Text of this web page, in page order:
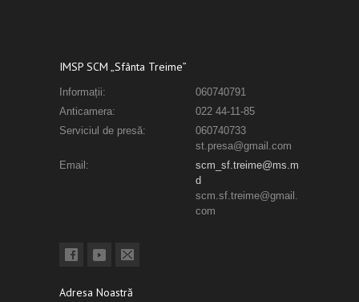
IMSP SCM „Sfânta Treime”
Informații:
060740791
Anticamera:
022 44-11-85
Serviciul de presă:
060740733
st.presa@gmail.com
Email:
scm_sf.treime@ms.m
d
scm.sf.treime@gmail.
com
Adresa Noastră